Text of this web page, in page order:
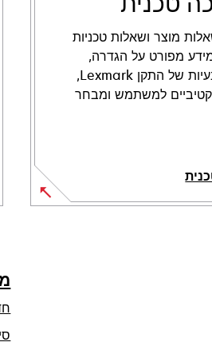
מוצר ושאלות טכניות
מפורט על הגדרה,
תחזוקה ופתרון בעיות של התקן Lexmark,
למשתמש ומבחר